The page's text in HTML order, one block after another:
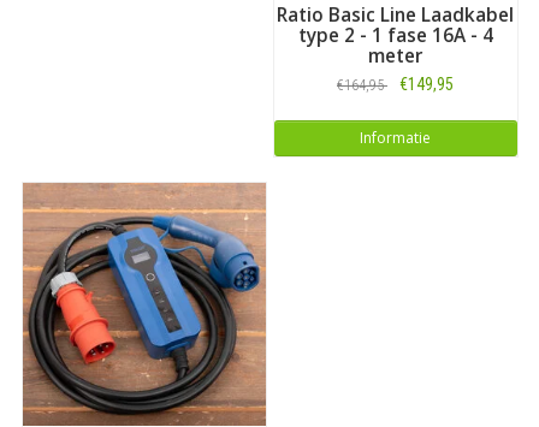
Ratio Basic Line Laadkabel
type 2 - 1 fase 16A - 4
meter
€164,95 €149,95
Informatie